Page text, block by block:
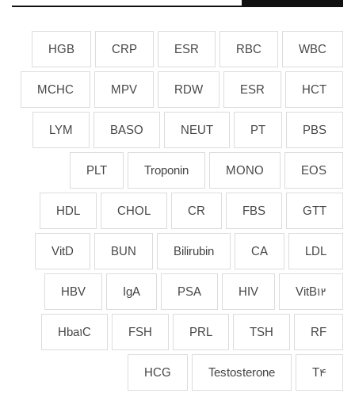
WBC
RBC
ESR
CRP
HGB
HCT
ESR
RDW
MPV
MCHC
PBS
PT
NEUT
BASO
LYM
EOS
MONO
Troponin
PLT
GTT
FBS
CR
CHOL
HDL
LDL
CA
Bilirubin
BUN
VitD
VitB12
HIV
PSA
IgA
HBV
RF
TSH
PRL
FSH
Hba1C
T4
Testosterone
HCG